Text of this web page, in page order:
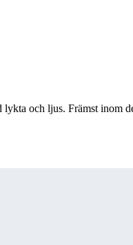
och ljus. Främst inom